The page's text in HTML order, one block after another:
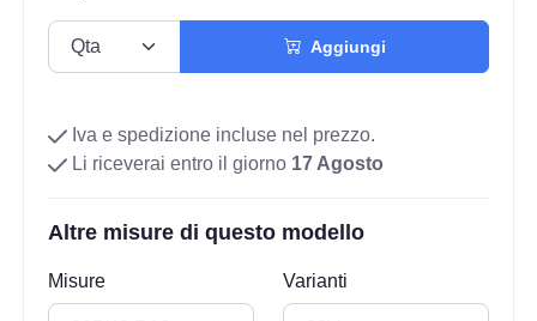
Aggiungi
Iva e spedizione incluse nel prezzo.
Li riceverai entro il giorno 17 Agosto
Altre misure di questo modello
Misure Varianti